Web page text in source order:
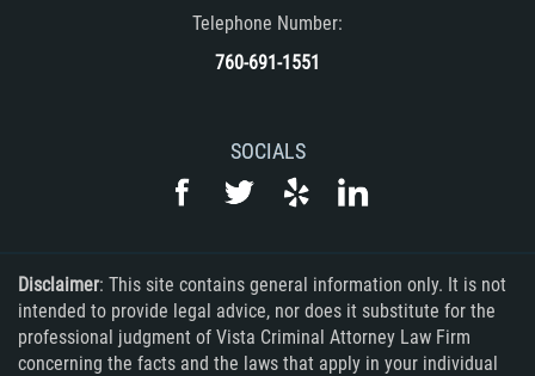
Telephone Number:
760-691-1551
SOCIALS
Disclaimer: This site contains general information only. It is not
intended to provide legal advice, nor does it substitute for the
professional judgment of Vista Criminal Attorney Law Firm
concerning the facts and the laws that apply in your individual